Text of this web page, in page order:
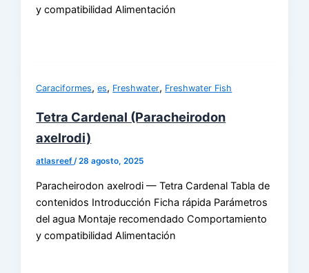
y compatibilidad Alimentación
Caraciformes,es, Freshwater, Freshwater Fish
Tetra Cardenal (Paracheirodon
axelrodi)
atlasreef/28 agosto, 2025
Paracheirodon axelrodi — Tetra Cardenal Tabla de
contenidos Introducción Ficha rápida Parámetros
del agua Montaje recomendado Comportamiento
y compatibilidad Alimentación